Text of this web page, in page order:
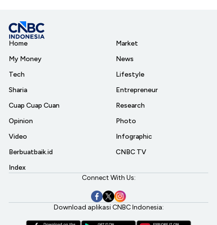
Home
My Money
Tech
Sharia
Cuap Cuap Cuan
Opinion
Video
Berbuatbaik.id
Index
Market
News
Lifestyle
Entrepreneur
Research
Photo
Infographic
CNBC TV
Connect With Us:
Download aplikasi CNBC Indonesia: